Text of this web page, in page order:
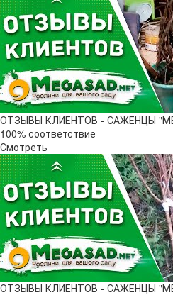
ОТЗЫВЫ КЛИЕНТОВ - САЖЕНЦЫ
100% соответствие
Смотреть
ОТЗЫВЫ КЛИЕНТОВ - САЖЕНЦЫ